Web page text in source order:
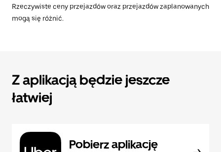
Rzeczywiste ceny przejazdów oraz przejazdów zaplanowanych
mogą się różnić.
Z aplikacją będzie jeszcze
łatwiej
Pobierz aplikację